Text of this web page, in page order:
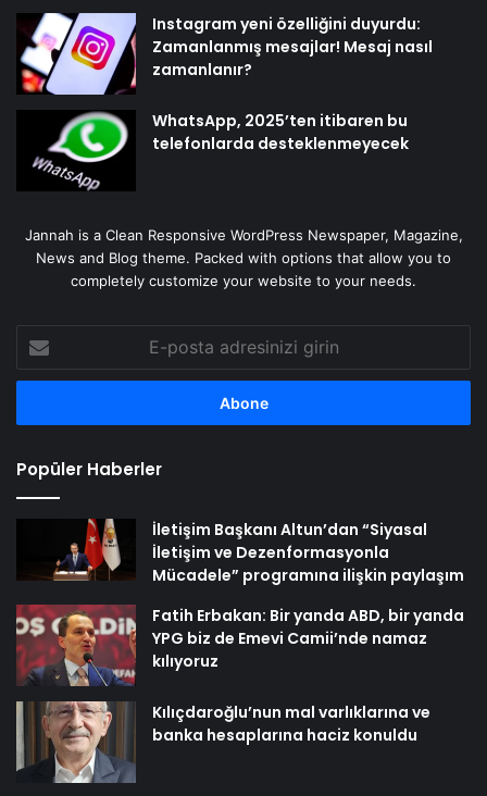
Instagram yeni özelliğini duyurdu:
Zamanlanmış mesajlar! Mesaj nasıl
zamanlanır?
WhatsApp, 2025’ten itibaren bu
telefonlarda desteklenmeyecek
Jannah is a Clean Responsive WordPress Newspaper, Magazine,
News and Blog theme. Packed with options that allow you to
completely customize your website to your needs.
posta
adresinizi
Popüler Haberler
İletişim Başkanı Altun’dan “Siyasal
İletişim ve Dezenformasyonla
Mücadele” programına ilişkin paylaşım
Fatih Erbakan: Bir yanda ABD, bir yanda
YPG biz de Emevi Camii’nde namaz
kılıyoruz
Kılıçdaroğlu’nun mal varlıklarına ve
banka hesaplarına haciz konuldu